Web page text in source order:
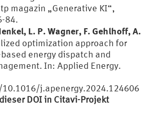
magazin „Generative KI“,
84.
L. P. Wagner, F. Gehlhoff, A.
optimization approach for
energy dispatch and
In: Applied Energy.
j.apenergy.2024.124606